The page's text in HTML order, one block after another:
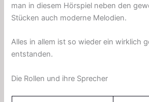
man in diesem Hörspiel neben den
Stücken auch moderne Melodien.
Alles in allem ist so wieder ein wirklich
entstanden.
Die Rollen und ihre Sprecher